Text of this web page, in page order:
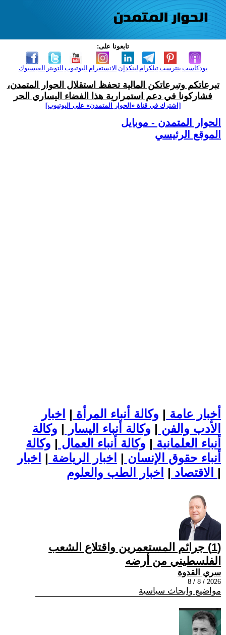
تابعونا على:
الفيسبوك التويتر اليوتيوب الانستغرام لينكدإن تيلكرامبنترست بودكاست
تبرعاتكم وتبرعاتكن المالية تحفظ استقلال الحوار المتمدن،
فشاركونا في دعم استمرارية هذا الفضاء اليساري الحر
[اشترك في قناة ‫«الحوار المتمدن» على اليوتيوب]
الحوار المتمدن - موبايل
الموقع الرئيسي
أخبار عامة | وكالة أنباء المرأة | اخبار
الأدب والفن | وكالة أنباء اليسار | وكالة
أنباء العلمانية | وكالة أنباء العمال | وكالة
أنباء حقوق الإنسان | اخبار الرياضة | اخبار
الاقتصاد | |
(1) جرائم المستعمرين واقتلاع الشعب
الفلسطيني من أرضه
سري القدوة
2026 / 8 / 8
مواضيع وابحاث سياسية